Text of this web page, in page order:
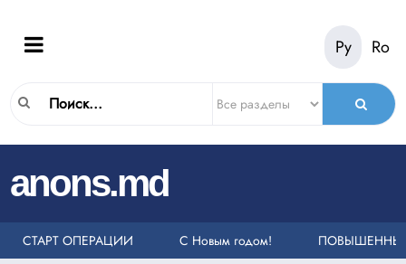
Ру Ro
anons.md
НА ЕДИНЫЙ НОМЕР СЛУЖБЫ ЭКСТРЕННОЙ ПОМОЩИ 112
СТАРТ ОПЕРАЦИИ «ТАКСИ»С Новым годом!